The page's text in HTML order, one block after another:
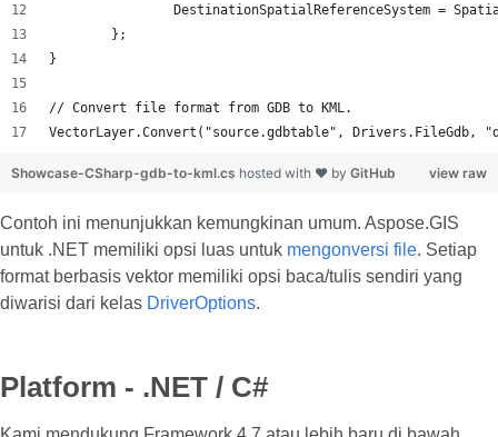
DestinationSpatialReferenceSystem =
	};
}
// Convert file format from GDB to KML.
VectorLayer.Convert("source.gdbtable",
view raw
Showcase-CSharp-gdb-to-kml.cs hosted with ❤ by GitHub
Contoh ini menunjukkan kemungkinan umum. Aspose.GIS
untuk .NET memiliki opsi luas untuk mengonversi file. Setiap
format berbasis vektor memiliki opsi baca/tulis sendiri yang
diwarisi dari kelas DriverOptions.
Platform - .NET / C#